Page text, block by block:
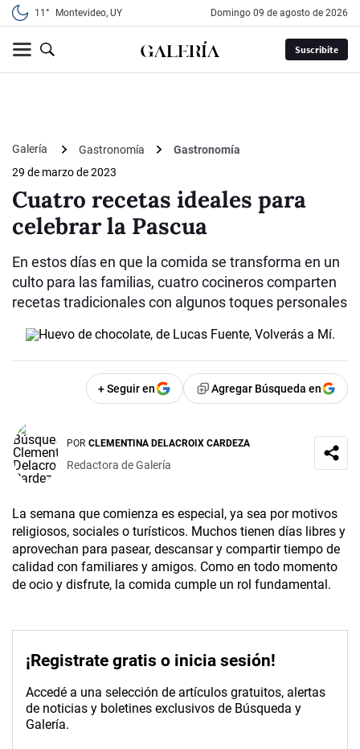
11° Montevideo, UY domingo 09 de agosto de 2026
Suscribite
Galería Gastronomía
Gastronomía
29 de marzo de 2023
Cuatro recetas ideales para
celebrar la Pascua
En estos días en que la comida se transforma en un
culto para las familias, cuatro cocineros comparten
recetas tradicionales con algunos toques personales
+ Seguir en Agregar Búsqueda en
POR CLEMENTINA DELACROIX CARDEZA
Redactora de Galería
La semana que comienza es especial, ya sea por motivos
religiosos, sociales o turísticos. Muchos tienen días libres y
aprovechan para pasear, descansar y compartir tiempo de
calidad con familiares y amigos. Como en todo momento
de ocio y disfrute, la comida cumple un rol fundamental.
¡Registrate gratis o inicia sesión!
Accedé a una selección de artículos gratuitos, alertas
de noticias y boletines exclusivos de Búsqueda y
Galería.